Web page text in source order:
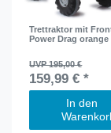
Trettraktor mit
Power Drag orange
UVP 195,00 €
159,99 € *
In den